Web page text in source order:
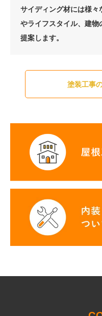
サイディング材には様
やライフスタイル、建
提案します。
塗装工事